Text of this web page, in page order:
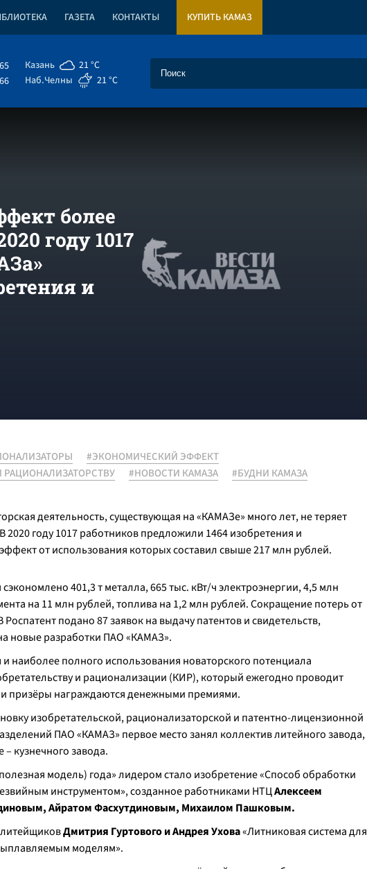
ГАЗЕТА КОНТАКТЫ КУПИТЬ КАМАЗ
Казань
21 °C
Наб.Челны
21 °C
более
году 1017
и
#ЭКОНОМИЧЕСКИЙ ЭФФЕКТ
РАЦИОНАЛИЗАТОРСТВУ
#НОВОСТИ КАМАЗА #БУДНИ КАМАЗА
деятельность, существующая на «КАМАЗе» много лет, не теряет
2020 году 1017 работников предложили 1464 изобретения и
от использования которых составил свыше 217 млн рублей.
401,3 т металла, 665 тыс. кВт/ч электроэнергии, 4,5 млн
на 11 млн рублей, топлива на 1,2 млн рублей. Сокращение потерь от
подано 87 заявок на выдачу патентов и свидетельств,
новые разработки ПАО «КАМАЗ».
наиболее полного использования новаторского потенциала
и рационализации (КИР), который ежегодно проводит
призёры награждаются денежными премиями.
изобретательской, рационализаторской и патентно-лицензионной
ПАО «КАМАЗ» первое место занял коллектив литейного завода,
– кузнечного завода.
модель) года» лидером стало изобретение «Способ обработки
инструментом», созданное работниками НТЦАлексеем
Айратом Фасхутдиновым, Михаилом Пашковым.
Дмитрия Гуртового и Андрея Ухова«Литниковая система для
моделям».